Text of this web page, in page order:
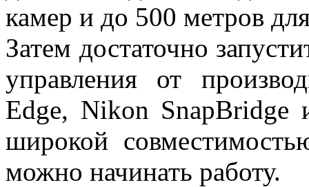
камер и до 500 метров
Затем достаточно
управления от
Edge, Nikon SnapBridge
широкой
можно начинать работу.